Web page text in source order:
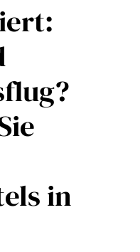
in